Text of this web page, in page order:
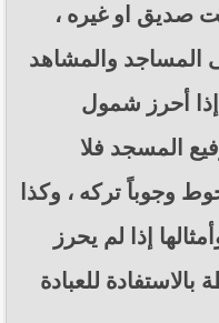
صديق او غيره ،
المساجد والمشاهد
أحرز شمول
المسجد فلا
وجوباً تركه ، وكذا
إذا لم يحرز
للعبادة